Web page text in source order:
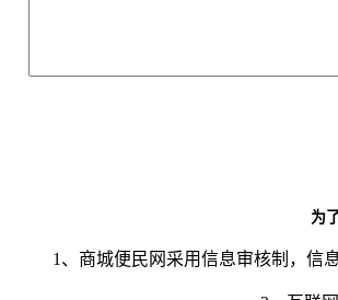
为
1、商城便民网采用信息审核制，信